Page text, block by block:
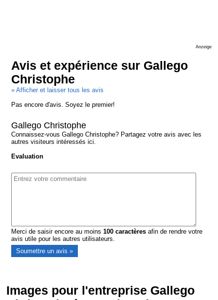
Anzeige
Avis et expérience sur Gallego
Christophe
» Afficher et laisser tous les avis
Pas encore d'avis. Soyez le premier!
Gallego Christophe
Connaissez-vous Gallego Christophe? Partagez votre avis avec les
autres visiteurs intéressés ici.
Evaluation
Merci de saisir encore au moins100 caractères afin de rendre votre
avis utile pour les autres utilisateurs.
Images pour l'entreprise Gallego